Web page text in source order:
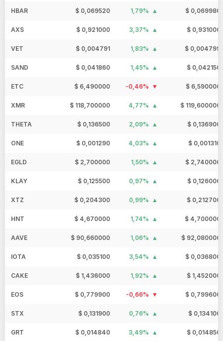
HBAR $ 0,069520 1,79% $ 0,069980
AXS $ 0,921000 3,37% $ 0,931000
VET $ 0,004791 1,83% $ 0,004799
SAND $ 0,041860 1,45% $ 0,042150
ETC $ 6,490000 -0,46% $ 6,590000
XMR $ 118,700000 4,77% $ 119,600000
THETA $ 0,136500 2,09% $ 0,136900
ONE $ 0,001290 4,03% $ 0,001310
EGLD $ 2,700000 1,50% $ 2,740000
KLAY $ 0,125500 0,97% $ 0,126000
XTZ $ 0,204300 0,99% $ 0,212700
HNT $ 4,670000 1,74% $ 4,700000
AAVE $ 90,660000 1,06% $ 92,080000
IOTA $ 0,035100 3,54% $ 0,036800
CAKE $ 1,436000 1,92% $ 1,452000
EOS $ 0,779900 -0,66% $ 0,799600
STX $ 0,131900 0,76% $ 0,134100
GRT $ 0,014840 3,49% $ 0,014850